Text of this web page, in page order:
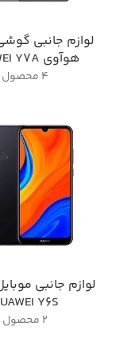
لوازم جانبی
هوآوی HUAWEI Y7A
4 محصول
لوازم جانبی
Y6S
2 محصول